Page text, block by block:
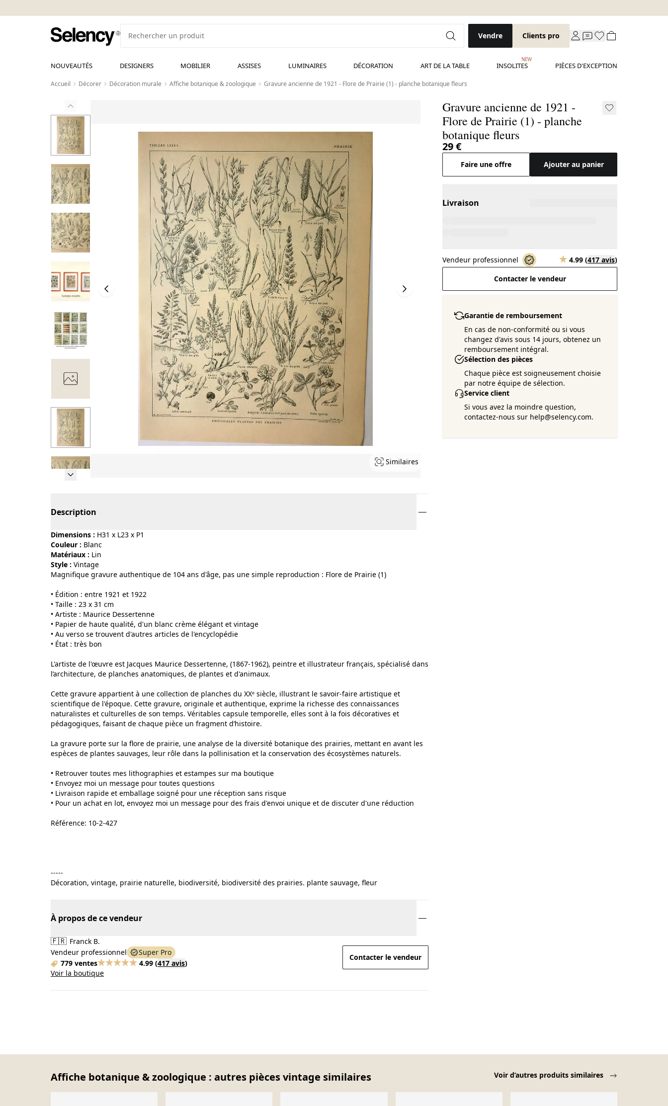
Vendre Clients pro
NOUVEAUTÉS DESIGNERS MOBILIER ASSISES LUMINAIRES DÉCORATION ART DE LA TABLE INSOLITES
NEW
PIÈCES D'EXCEPTION
Accueil Décorer Décoration murale Affiche botanique & zoologique Gravure ancienne de 1921 - Flore de Prairie (1) - planche botanique fleurs
Similaires
Gravure ancienne de 1921 -
Flore de Prairie (1) - planche
botanique fleurs
29 €
Faire une offre Ajouter au panier
Livraison
Vendeur professionnel 4.99 (417 avis)
Contacter le vendeur
Garantie de remboursement
En cas de non-conformité ou si vous
changez d'avis sous 14 jours, obtenez un
remboursement intégral.
Sélection des pièces
Chaque pièce est soigneusement choisie
par notre équipe de sélection.
Service client
Si vous avez la moindre question,
contactez-nous sur help@selency.com.
Description
Dimensions : H31 x L23 x P1
Couleur :
blanc
Matériaux :
lin
Style :
vintage
Magnifique gravure authentique de 104 ans d'âge, pas une simple reproduction : Flore de Prairie (1)
• Édition : entre 1921 et 1922
• Taille : 23 x 31 cm
• Artiste : Maurice Dessertenne
• Papier de haute qualité, d'un blanc crème élégant et vintage
• Au verso se trouvent d'autres articles de l'encyclopédie
• État : très bon
L'artiste de l'œuvre est Jacques Maurice Dessertenne, (1867-1962), peintre et illustrateur français, spécialisé dans
l’architecture, de planches anatomiques, de plantes et d'animaux.
Cette gravure appartient à une collection de planches du XXᵉ siècle, illustrant le savoir-faire artistique et
scientifique de l'époque. Cette gravure, originale et authentique, exprime la richesse des connaissances
naturalistes et culturelles de son temps. Véritables capsule temporelle, elles sont à la fois décoratives et
pédagogiques, faisant de chaque pièce un fragment d’histoire.
La gravure porte sur la flore de prairie, une analyse de la diversité botanique des prairies, mettant en avant les
espèces de plantes sauvages, leur rôle dans la pollinisation et la conservation des écosystèmes naturels.
• Retrouver toutes mes lithographies et estampes sur ma boutique
• Envoyez moi un message pour toutes questions
• Livraison rapide et emballage soigné pour une réception sans risque
• Pour un achat en lot, envoyez moi un message pour des frais d'envoi unique et de discuter d'une réduction
Référence: 10-2-427
-----
Décoration, vintage, prairie naturelle, biodiversité, biodiversité des prairies. plante sauvage, fleur
À propos de ce vendeur
🇫🇷 Franck B.
Vendeur professionnel
Super Pro
779 ventes
4.99 (417 avis)
Voir la boutique
Contacter le vendeur
Affiche botanique & zoologique : autres pièces vintage similaires Voir d’autres produits similaires